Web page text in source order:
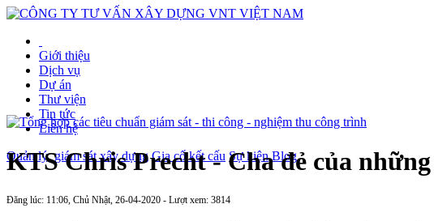
Giới thiệu
Dịch vụ
Dự án
Thư viện
Tin tức
Liên hệ
Quản lý, giám sát xây dựng Gia cố kết cấu Sự kiện Blog
KTS Chris Precht - Cha đẻ của
Đăng lúc: 11:06, Chủ Nhật, 26-04-2020 - Lượt xem: 3814